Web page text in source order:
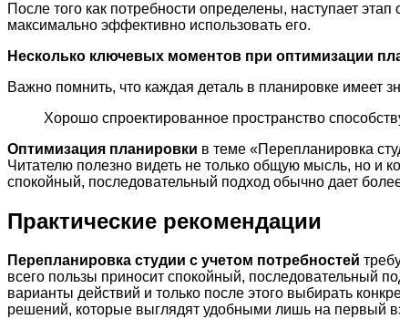
После того как потребности определены, наступает
максимально эффективно использовать его.
Несколько ключевых моментов при оптимизации
Важно помнить, что каждая деталь в планировке имеет
Хорошо спроектированное пространство
Оптимизация планировки в теме «Перепланировка
Читателю полезно видеть не только общую мысль, но и
спокойный, последовательный подход обычно дает
Практические рекомендации
Перепланировка студии с учетом потребностей
всего пользы приносит спокойный, последовательный
варианты действий и только после этого выбирать
решений, которые выглядят удобными лишь на первый